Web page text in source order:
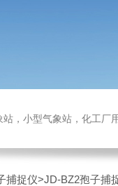
小型气象站，化工厂用风速
捕捉仪>JD-BZ2孢子捕